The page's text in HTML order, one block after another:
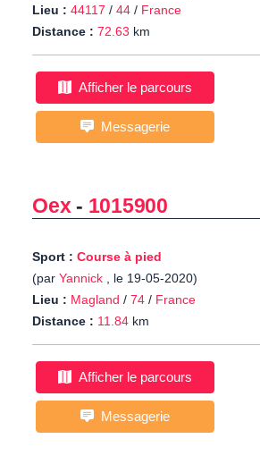
Lieu : 44117 / 44 / France
Distance : 72.63 km
Afficher le parcours
Messagerie
Oex- 1015900
Sport : Course à pied
(par Yannick , le 19-05-2020)
Lieu : Magland / 74 / France
Distance : 11.84 km
Afficher le parcours
Messagerie